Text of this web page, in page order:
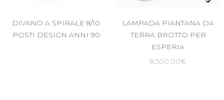
DIVANO A SPIRALE 8/10
POSTI DESIGN ANNI 90
LAMPADA PIANTANA DA
TERRA BROTTO PER
ESPERIA
8.500,00€